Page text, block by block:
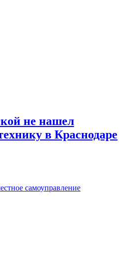
не нашел
в Краснодаре
самоуправление